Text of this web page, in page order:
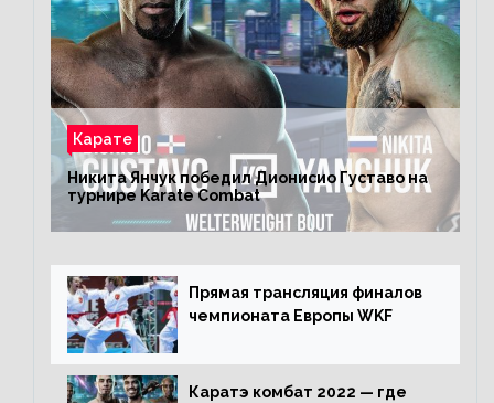
Карате
Никита Янчук победил Дионисио Густаво на
турнире Karate Combat
Прямая трансляция финалов
чемпионата Европы WKF
Каратэ комбат 2022 — где